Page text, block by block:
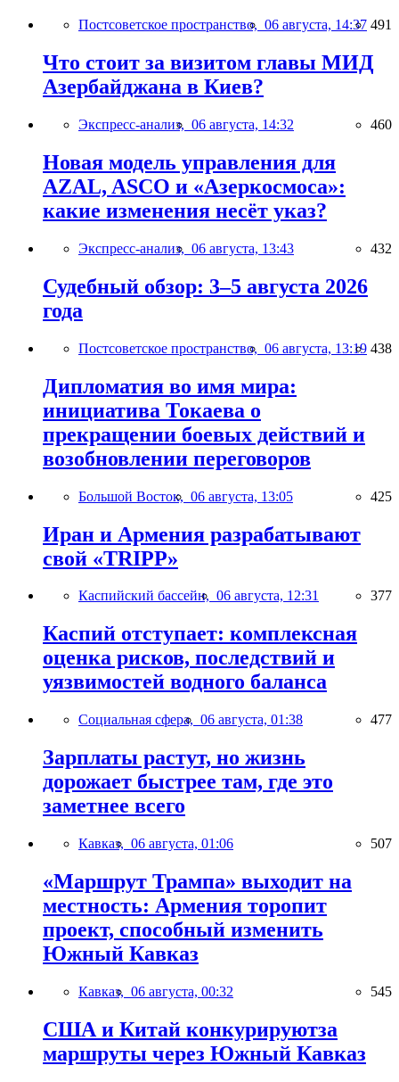
Постсоветское пространство, 06 августа, 14:37 491
Что стоит за визитом главы МИД
Азербайджана в Киев?
Экспресс-анализ, 06 августа, 14:32 460
Новая модель управления для
AZAL, ASCO и «Азеркосмоса»:
какие изменения несёт указ?
Экспресс-анализ, 06 августа, 13:43 432
Судебный обзор: 3–5 августа 2026
года
Постсоветское пространство, 06 августа, 13:19 438
Дипломатия во имя мира:
инициатива Токаева о
прекращении боевых действий и
возобновлении переговоров
Большой Восток, 06 августа, 13:05 425
Иран и Армения разрабатывают
свой «TRIPP»
Каспийский бассейн, 06 августа, 12:31 377
Каспий отступает: комплексная
оценка рисков, последствий и
уязвимостей водного баланса
Социальная сфера, 06 августа, 01:38 477
Зарплаты растут, но жизнь
дорожает быстрее там, где это
заметнее всего
Кавказ, 06 августа, 01:06 507
«Маршрут Трампа» выходит на
местность: Армения торопит
проект, способный изменить
Южный Кавказ
Кавказ, 06 августа, 00:32 545
США и Китай конкурируютза
маршруты через Южный Кавказ